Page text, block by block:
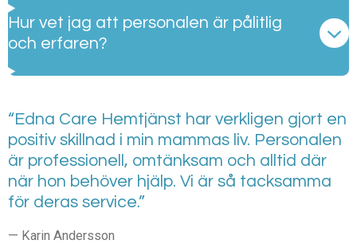
Hur vet jag att personalen är pålitlig
och erfaren?
“Edna Care Hemtjänst har verkligen gjort en
positiv skillnad i min mammas liv. Personalen
är professionell, omtänksam och alltid där
när hon behöver hjälp. Vi är så tacksamma
för deras service.”
— Karin Andersson